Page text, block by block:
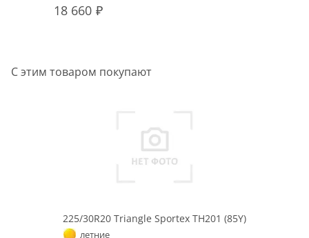
18 660
С этим товаром покупают
225/30R20 Triangle Sportex TH201 (85Y)
летние